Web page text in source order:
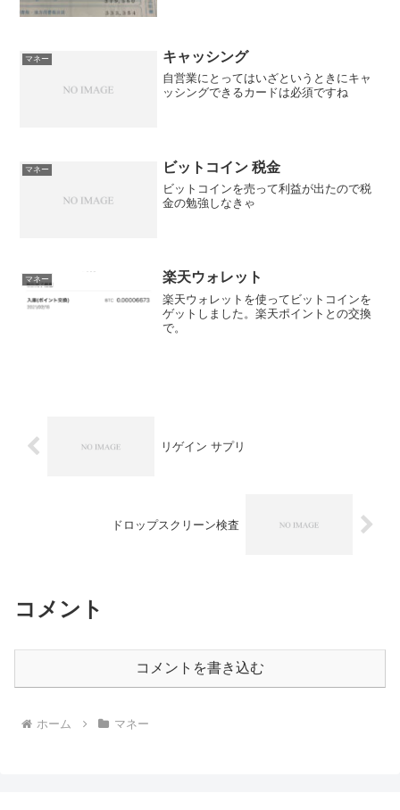
マネー キャッシング
自営業にとってはいざというときにキャ
ッシングできるカードは必須ですね
マネー ビットコイン 税金
ビットコインを売って利益が出たので税
金の勉強しなきゃ
マネー 楽天ウォレット
楽天ウォレットを使ってビットコインを
ゲットしました。楽天ポイントとの交換
で。
リゲイン サプリ
ドロップスクリーン検査
コメント
コメントを書き込む
ホーム マネー